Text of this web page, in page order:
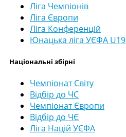
Ліга Чемпіонів
Ліга Європи
Ліга Конференцій
Юнацька ліга УЄФА U19
Національні збірні
Чемпіонат Світу
Відбір до ЧС
Чемпіонат Європи
Відбір до ЧЄ
Ліга Націй УЄФА